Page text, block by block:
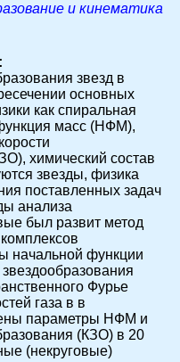
и кинематика
звезд в
основных
как спиральная
функция масс (НФМ),
химический состав
звезды, физика
поставленных задач
анализа
был развит метод
начальной функции
Фурье
газа в в
параметры НФМ и
(КЗО) в 20
(некруговые)